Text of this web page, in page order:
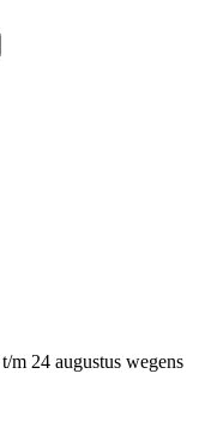
24 augustus wegens